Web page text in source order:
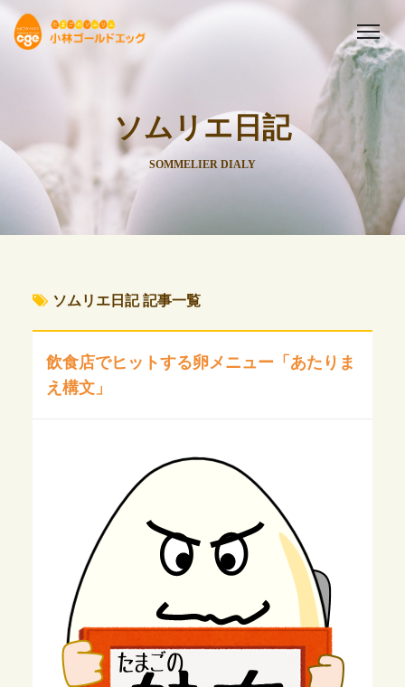
ソムリエ日記
SOMMELIER DIALY
ソムリエ日記 記事一覧
飲食店でヒットする卵メニュー「あたりま
え構文」